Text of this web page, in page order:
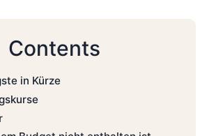
Contents
in Kürze